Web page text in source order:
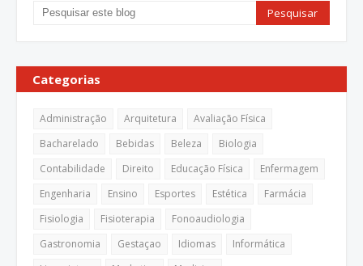
Categorias
Administração Arquitetura
Avaliação Física
Bacharelado
Bebidas Beleza
Biologia
Contabilidade
Direito Educação Física
Enfermagem
Engenharia
Ensino Esportes Estética
Farmácia
Fisiologia
Fisioterapia
Fonoaudiologia
Gastronomia
Gestaçao Idiomas
Informática